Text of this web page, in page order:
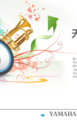
YAMAHA